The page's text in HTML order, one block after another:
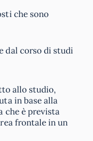
che sono
dal corso di studi
allo studio,
in base alla
che è prevista
frontale in un